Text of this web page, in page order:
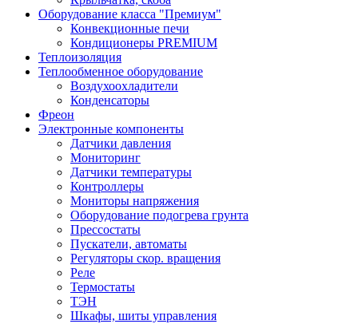
Оборудование класса "Премиум"
Конвекционные печи
Кондиционеры PREMIUM
Теплоизоляция
Теплообменное оборудование
Воздухоохладители
Конденсаторы
Фреон
Электронные компоненты
Датчики давления
Мониторинг
Датчики температуры
Контроллеры
Мониторы напряжения
Оборудование подогрева грунта
Прессостаты
Пускатели, автоматы
Регуляторы скор. вращения
Реле
Термостаты
ТЭН
Шкафы, шиты управления